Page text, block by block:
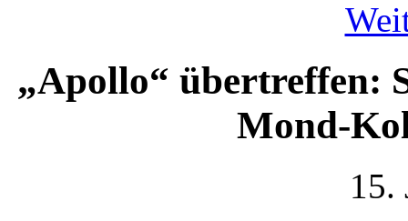
„Apollo“ übertreffen:
Mond-
15.